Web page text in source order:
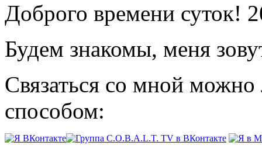
Доброго времени суток!
Будем знакомы, меня
Связаться со мной
способом: